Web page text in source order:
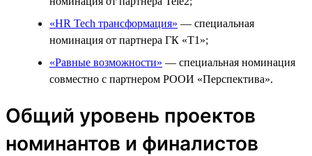
«HR Tech трансформация» — специальная
номинация от партнера ГК «Т1»;
«Равные возможности» — специальная номинация
совместно с партнером РООИ «Перспектива».
Общий уровень проектов
номинантов и финалистов